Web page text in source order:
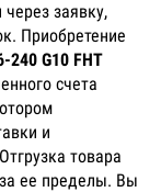
заявку,
Приобретение
240 G10 FHT
счета
и
товара
ее пределы. Вы